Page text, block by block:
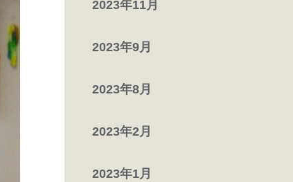
2023年11月
2023年9月
2023年8月
2023年2月
2023年1月